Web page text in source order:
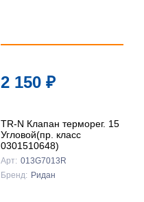
2 150 ₽
TR-N Клапан терморег. 15
Угловой(пр. класс
0301510648)
Арт: 013G7013R
Бренд: Ридан